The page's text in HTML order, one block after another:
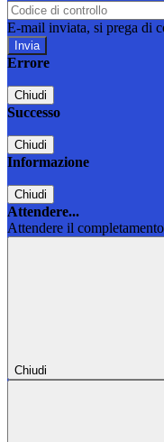
E-mail inviata, si prega di
Errore
Chiudi
Successo
Chiudi
Informazione
Chiudi
Attendere...
Attendere il
Chiudi